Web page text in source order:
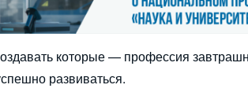
которые — профессия
развиваться.